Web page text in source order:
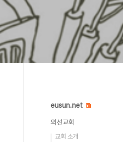
eusun.net
의선교회
교회 소개